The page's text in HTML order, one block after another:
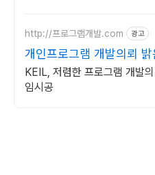
http://프로그램개발.com 광고
개인프로그램 개발의뢰 밝
KEIL, 저렴한 프로그램 개발
임시공